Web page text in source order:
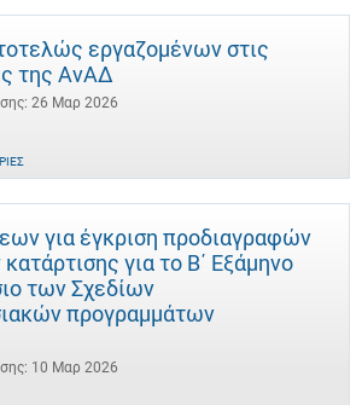
εργαζομένων στις
της ΑνΑΔ
26 Μαρ 2026
για έγκριση προδιαγραφών
για το Β΄ Εξάμηνο
των Σχεδίων
προγραμμάτων
10 Μαρ 2026